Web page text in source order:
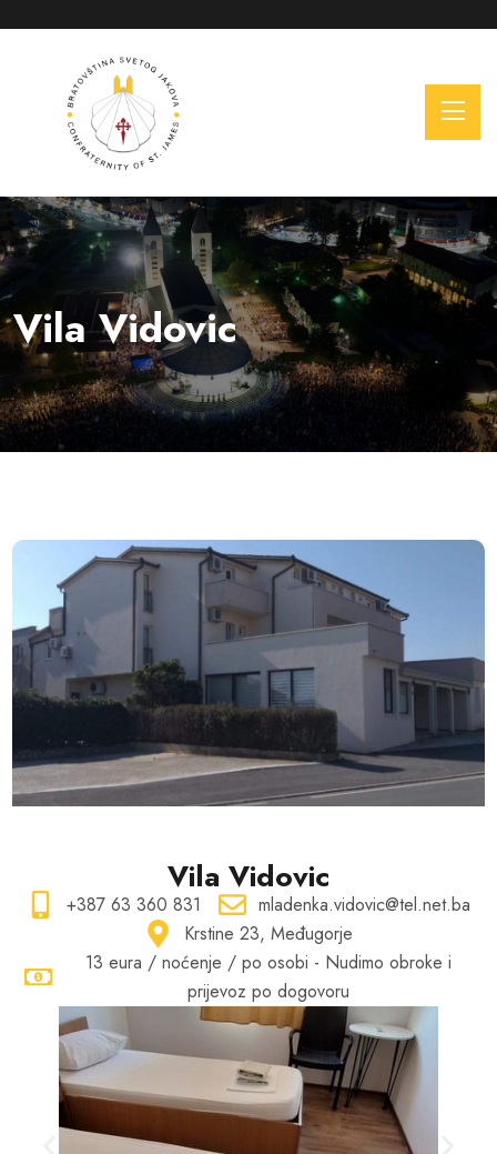
Vila Vidovic
Vila Vidovic
+387 63 360 831
mladenka.vidovic@tel.net.ba
Krstine 23, Međugorje
13 eura / noćenje / po osobi - Nudimo obroke i
prijevoz po dogovoru